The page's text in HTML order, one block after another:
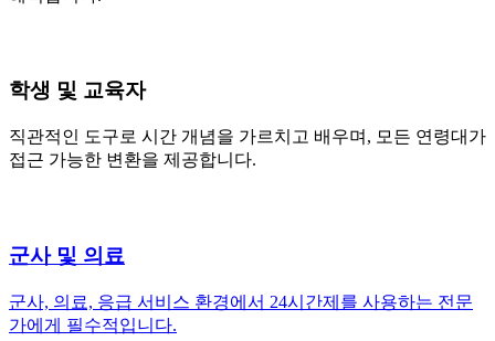
학생 및 교육자
직관적인 도구로 시간 개념을 가르치고 배우며, 모든 연령대가
접근 가능한 변환을 제공합니다.
군사 및 의료
군사, 의료, 응급 서비스 환경에서 24시간제를 사용하는 전문
가에게 필수적입니다.